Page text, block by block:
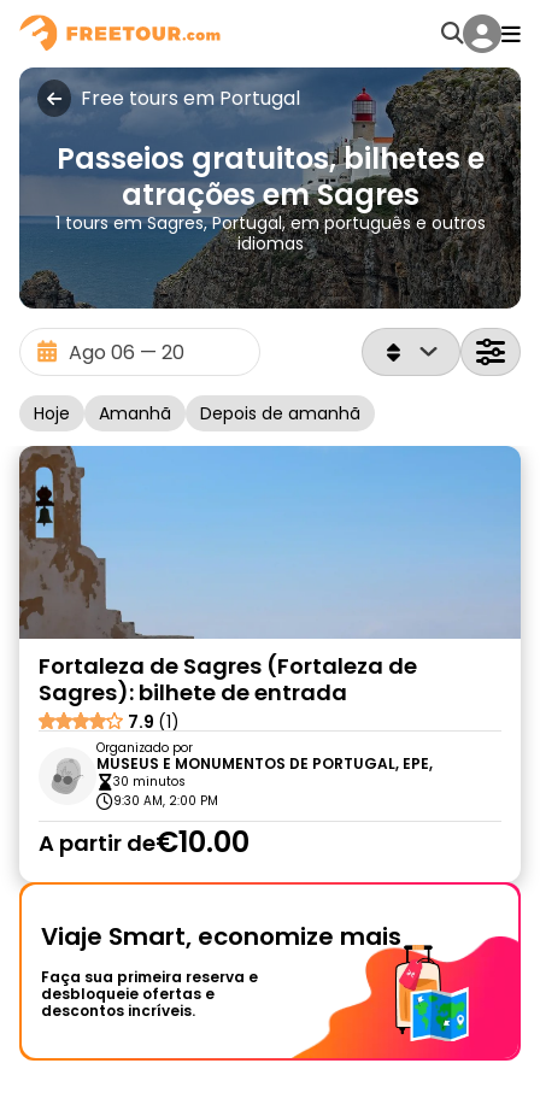
Free tours em Portugal
Passeios gratuitos, bilhetes e
atrações em Sagres
1 tours em Sagres, Portugal, em português e outros
idiomas
Hoje Amanhã Depois de amanhã
Fortaleza de Sagres (Fortaleza de
Sagres): bilhete de entrada
7.9 (1)
Organizado por
MUSEUS E MONUMENTOS DE PORTUGAL, EPE,
30 minutos
9:30 AM, 2:00 PM
A partir de€10.00
Viaje Smart, economize mais
Faça sua primeira reserva e
desbloqueie ofertas e
descontos incríveis.